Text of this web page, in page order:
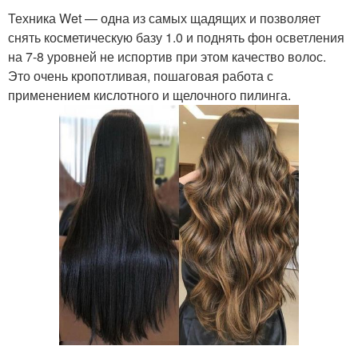
Техника Wet — одна из самых щадящих и позволяет
снять косметическую базу 1.0 и поднять фон осветления
на 7-8 уровней не испортив при этом качество волос.
Это очень кропотливая, пошаговая работа с
применением кислотного и щелочного пилинга.